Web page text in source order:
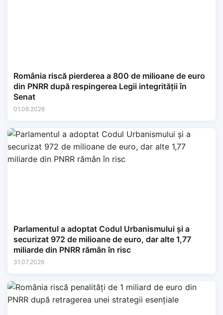
România riscă pierderea a 800 de milioane de euro
din PNRR după respingerea Legii integrității în
Senat
01.08.2026
Parlamentul a adoptat Codul Urbanismului și a
securizat 972 de milioane de euro, dar alte 1,77
miliarde din PNRR rămân în risc
31.07.2026